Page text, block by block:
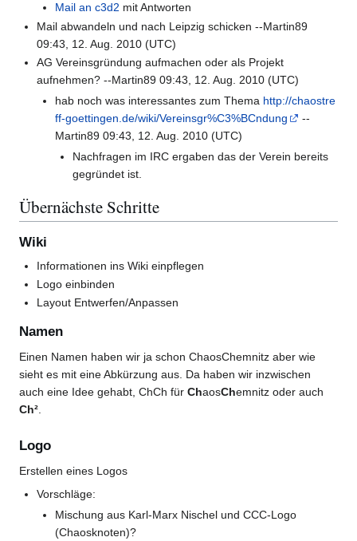
Mail an c3d2 mit Antworten
Mail abwandeln und nach Leipzig schicken --Martin89
09:43, 12. Aug. 2010 (UTC)
AG Vereinsgründung aufmachen oder als Projekt
aufnehmen? --Martin89 09:43, 12. Aug. 2010 (UTC)
hab noch was interessantes zum Thema http://chaostre
ff-goettingen.de/wiki/Vereinsgr%C3%BCndung
--
Martin89 09:43, 12. Aug. 2010 (UTC)
Nachfragen im IRC ergaben das der Verein bereits
gegründet ist.
Übernächste Schritte
Wiki
Informationen ins Wiki einpflegen
Logo einbinden
Layout Entwerfen/Anpassen
Namen
Einen Namen haben wir ja schon ChaosChemnitz aber wie
sieht es mit eine Abkürzung aus. Da haben wir inzwischen
auch eine Idee gehabt, ChCh für ChaosChemnitz oder auch
Ch²
Logo
Erstellen eines Logos
Vorschläge:
Mischung aus Karl-Marx Nischel und CCC-Logo
(Chaosknoten)?